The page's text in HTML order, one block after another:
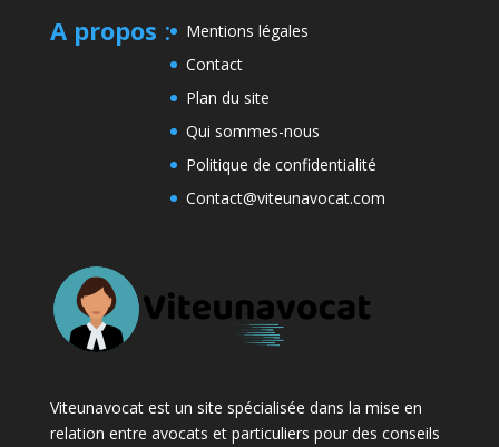
A propos :
Mentions légales
Contact
Plan du site
Qui sommes-nous
Politique de confidentialité
Contact@viteunavocat.com
Viteunavocat est un site spécialisée dans la mise en
relation entre avocats et particuliers pour des conseils